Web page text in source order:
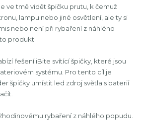
ve tmě vidět špičku prutu, k čemuž
lampu nebo jiné osvětlení, ale ty si
nebo není při rybaření z náhlého
produkt.
řešení iBite svítící špičky, které jsou
systému. Pro tento cíl je
špičky umístit led zdroj světla s baterií
rybaření z náhlého popudu.